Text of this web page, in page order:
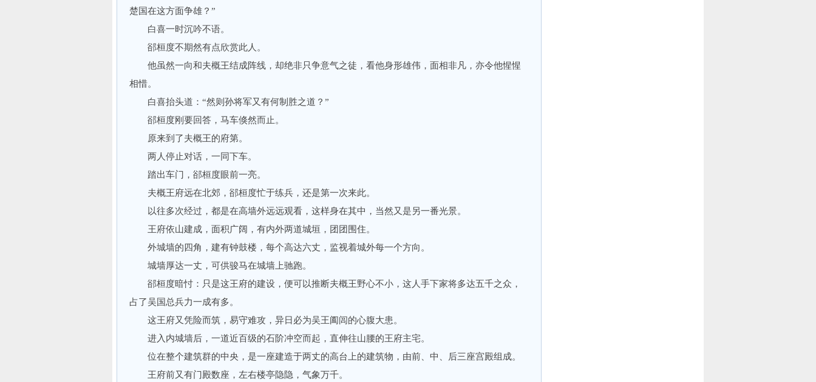
楚国在这方面争雄？”
白喜一时沉吟不语。
郤桓度不期然有点欣赏此人。
他虽然一向和夫概王结成阵线，却绝非只争意气之徒，看他身形雄伟，面相非凡，亦令他惺惺
相惜。
白喜抬头道：“然则孙将军又有何制胜之道？”
郤桓度刚要回答，马车倏然而止。
原来到了夫概王的府第。
两人停止对话，一同下车。
踏出车门，郤桓度眼前一亮。
夫概王府远在北郊，郤桓度忙于练兵，还是第一次来此。
以往多次经过，都是在高墙外远远观看，这样身在其中，当然又是另一番光景。
王府依山建成，面积广阔，有内外两道城垣，团团围住。
外城墙的四角，建有钟鼓楼，每个高达六丈，监视着城外每一个方向。
城墙厚达一丈，可供骏马在城墙上驰跑。
郤桓度暗忖：只是这王府的建设，便可以推断夫概王野心不小，这人手下家将多达五千之众，
占了吴国总兵力一成有多。
这王府又凭险而筑，易守难攻，异日必为吴王阖闾的心腹大患。
进入内城墙后，一道近百级的石阶冲空而起，直伸往山腰的王府主宅。
位在整个建筑群的中央，是一座建造于两丈的高台上的建筑物，由前、中、后三座宫殿组成。
王府前又有门殿数座，左右楼亭隐隐，气象万千。